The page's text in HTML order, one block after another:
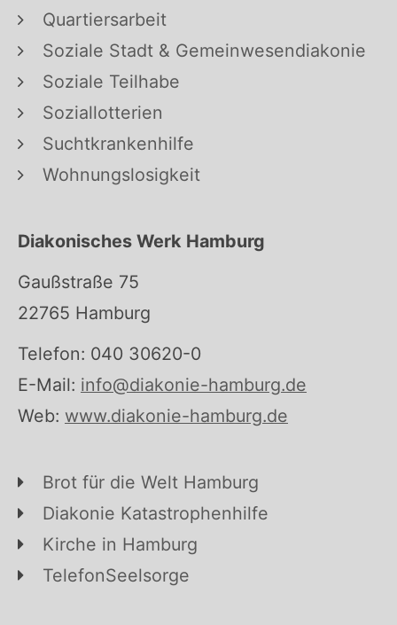
Quartiersarbeit
Soziale Stadt & Gemeinwesendiakonie
Soziale Teilhabe
Soziallotterien
Suchtkrankenhilfe
Wohnungslosigkeit
Diakonisches Werk Hamburg
Gaußstraße 75
22765 Hamburg
Telefon: 040 30620-0
E-Mail: info@diakonie-hamburg.de
Web: www.diakonie-hamburg.de
Brot für die Welt Hamburg
Diakonie Katastrophenhilfe
Kirche in Hamburg
TelefonSeelsorge